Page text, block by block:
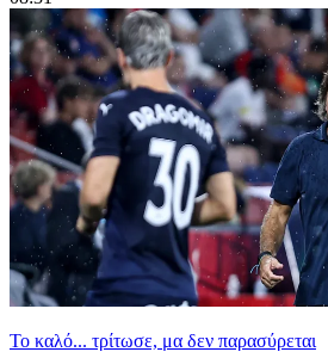
Το καλό... τρίτωσε, μα δεν παρασύρεται